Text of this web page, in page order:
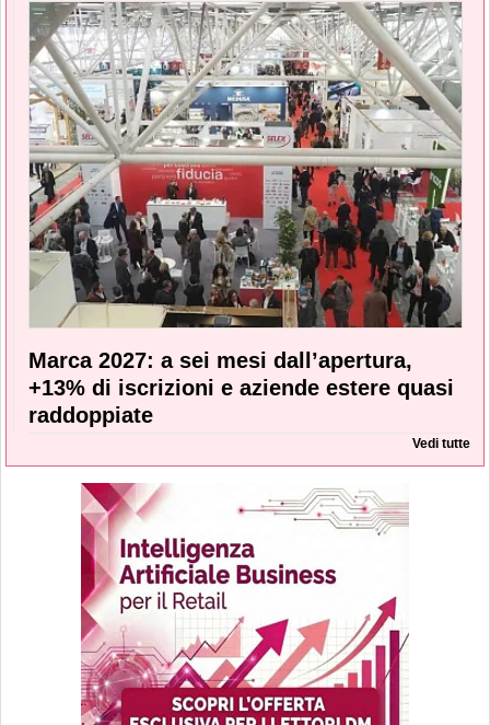
Marca 2027: a sei mesi dall’apertura,
+13% di iscrizioni e aziende estere quasi
raddoppiate
Vedi tutte